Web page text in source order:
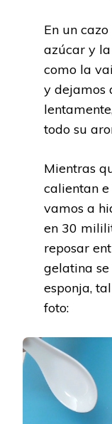
En un
azúcar y
como la
y dejamos
todo su
Mientras
calientan
vamos a
en 30
reposar
gelatina
esponja,
foto: